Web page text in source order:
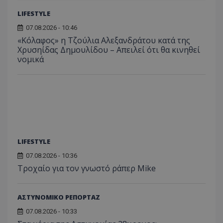
LIFESTYLE
07.08.2026 - 10:46
«Κόλαφος» η Τζούλια Αλεξανδράτου κατά της
Χρυσηίδας Δημουλίδου – Απειλεί ότι θα κινηθεί
νομικά
LIFESTYLE
07.08.2026 - 10:36
Τροχαίο για τον γνωστό ράπερ Mike
ΑΣΤΥΝΟΜΙΚΟ ΡΕΠΟΡΤΑΖ
07.08.2026 - 10:33
ASP.NET_SessionId
VISITOR_PRIVACY_METADATA
YouTube